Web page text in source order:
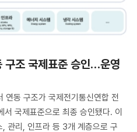
조 국제표준 승인…운영
연동 구조가 국제전기통신연합 전
국제표준으로 최종 승인됐다. 이
관리, 인프라 등 3개 계층으로 구